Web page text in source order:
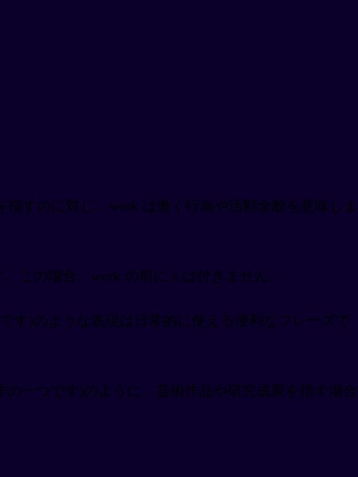
すのに対し、work は働く行為や活動全般を意味しま
この場合、work の前に a は付きません。
す)のような表現は日常的に使える便利なフレーズで
の一つです)のように、芸術作品や研究成果を指す場合